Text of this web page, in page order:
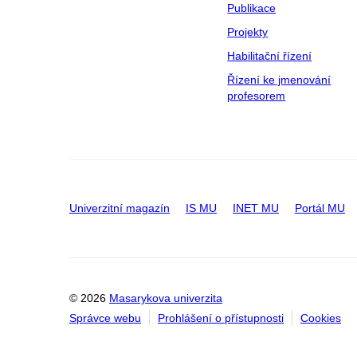
Publikace
Projekty
Habilitační řízení
Řízení ke jmenování
profesorem
Univerzitní magazín IS MU INET MU Portál MU
© 2026 Masarykova univerzita
Správce webu
Prohlášení o přístupnosti Cookies